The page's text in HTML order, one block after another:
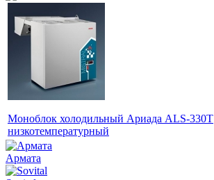
Моноблок холодильный Ариада ALS-330Т
низкотемпературный
Армата